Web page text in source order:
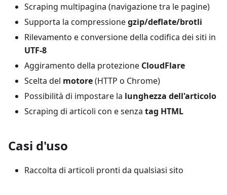
Scraping multipagina (navigazione tra le pagine)
Supporta la compressionegzip/deflate/brotli
Rilevamento e conversione della codifica dei siti in
UTF-8
Aggiramento della protezione CloudFlare
Scelta del motore(HTTP o Chrome)
Possibilità di impostare la lunghezza dell'articolo
Scraping di articoli con e senza tag HTML
Casi d'uso
Raccolta di articoli pronti da qualsiasi sito